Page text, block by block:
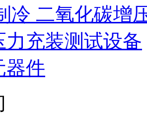
冷 二氧化碳增
力充装测试设备
器件